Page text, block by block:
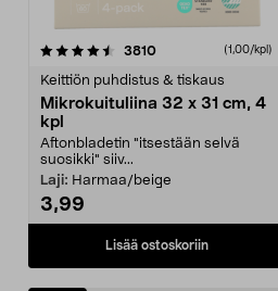
3810arvostelut (1,00/kpl)
Keittiön puhdistus & tiskaus
Mikrokuituliina 32 x 31 cm, 4
kpl
Aftonbladetin "itsestään selvä
suosikki" siiv...
Laji: Harmaa/beige
3,99
Lisää ostoskoriin
4.5viidestä